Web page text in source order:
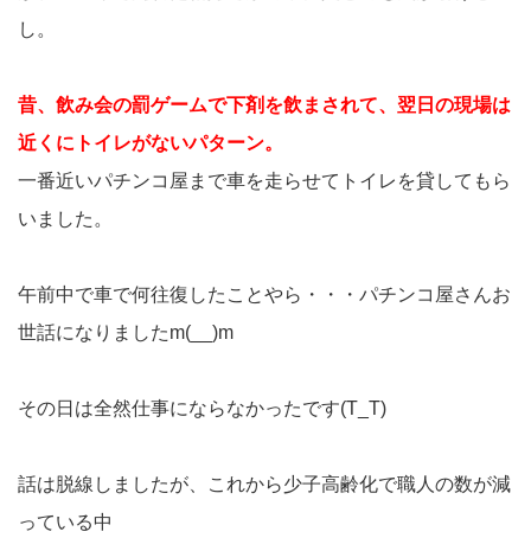
し。
昔、飲み会の罰ゲームで下剤を飲まされて、翌日の現場は
近くにトイレがないパターン。
一番近いパチンコ屋まで車を走らせてトイレを貸してもら
いました。
午前中で車で何往復したことやら・・・パチンコ屋さんお
世話になりましたm(__)m
その日は全然仕事にならなかったです(T_T)
話は脱線しましたが、これから少子高齢化で職人の数が減
っている中